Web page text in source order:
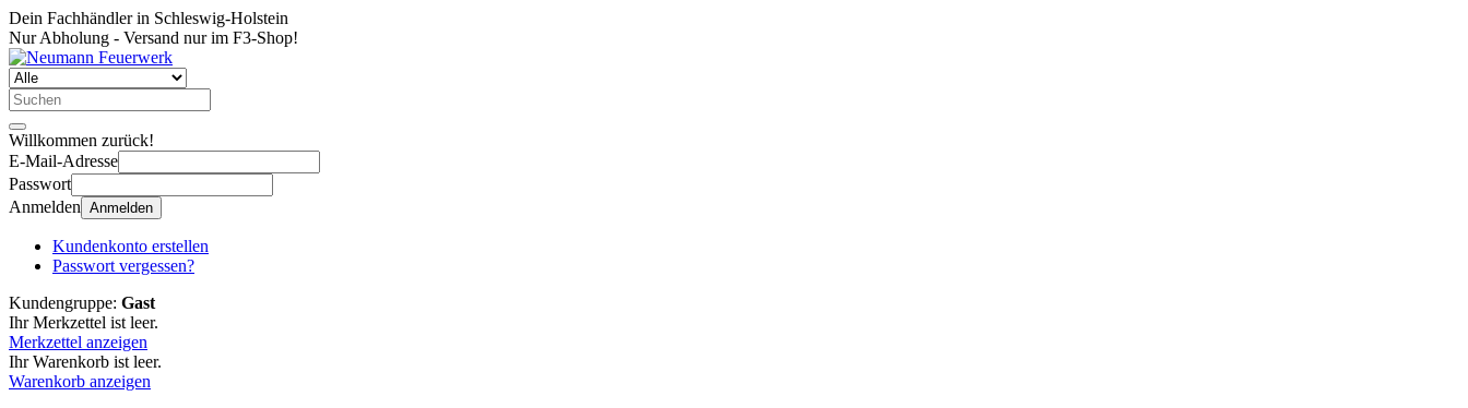
Dein Fachhändler in Schleswig-Holstein
Nur Abholung - Versand nur im F3-Shop!
Willkommen zurück!
E-Mail-Adresse
Passwort
Anmelden Anmelden
Kundenkonto erstellen
Passwort vergessen?
Kundengruppe: Gast
Ihr Merkzettel ist leer.
Merkzettel anzeigen
Ihr Warenkorb ist leer.
Warenkorb anzeigen